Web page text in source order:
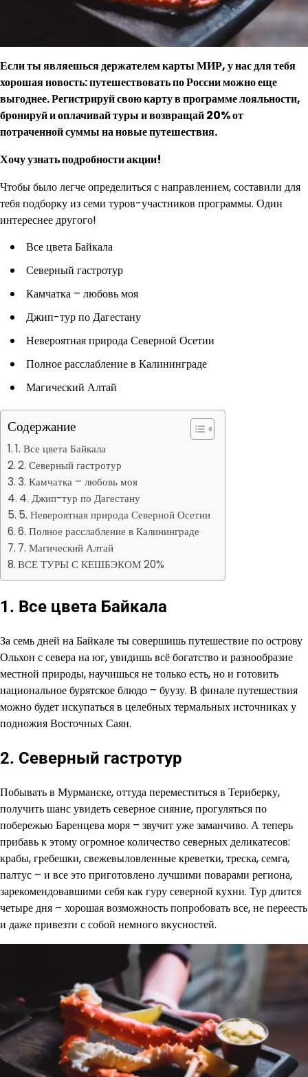
Если ты являешься держателем карты МИР, у нас для тебя
хорошая новость: путешествовать по России можно еще
выгоднее. Регистрируй свою карту в программе лояльности,
бронируй и оплачивай туры и возвращай 20% от
потраченной суммы на новые путешествия.
Хочу узнать подробности акции!
Чтобы было легче определиться с направлением, составили для
тебя подборку из семи туров-участников программы. Один
интереснее другого!
Все цвета Байкала
Северный гастротур
Камчатка – любовь моя
Джип-тур по Дагестану
Невероятная природа Северной Осетии
Полное расслабление в Калининграде
Магический Алтай
Содержание
1. Все цвета Байкала
2. Северный гастротур
3. Камчатка – любовь моя
4. Джип-тур по Дагестану
5. Невероятная природа Северной Осетии
6. Полное расслабление в Калининграде
7. Магический Алтай
ВСЕ ТУРЫ С КЕШБЭКОМ 20%
1. Все цвета Байкала
За семь дней на Байкале ты совершишь путешествие по острову
Ольхон с севера на юг, увидишь всё богатство и разнообразие
местной природы, научишься не только есть, но и готовить
национальное бурятское блюдо – буузу. В финале путешествия
можно будет искупаться в целебных термальных источниках у
подножия Восточных Саян.
2. Северный гастротур
Побывать в Мурманске, оттуда переместиться в Териберку,
получить шанс увидеть северное сияние, прогуляться по
побережью Баренцева моря – звучит уже заманчиво. А теперь
прибавь к этому огромное количество северных деликатесов:
крабы, гребешки, свежевыловленные креветки, треска, семга,
палтус – и все это приготовлено лучшими поварами региона,
зарекомендовавшими себя как гуру северной кухни. Тур длится
четыре дня – хорошая возможность попробовать все, не переесть
и даже привезти с собой немного вкусностей.